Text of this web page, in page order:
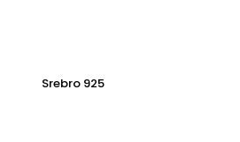
Srebro 925